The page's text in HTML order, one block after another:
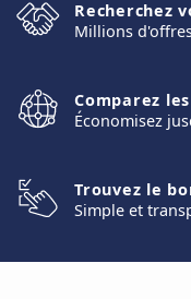
Recherchez
Millions
Comparez
Économisez
Trouvez le
Simple et